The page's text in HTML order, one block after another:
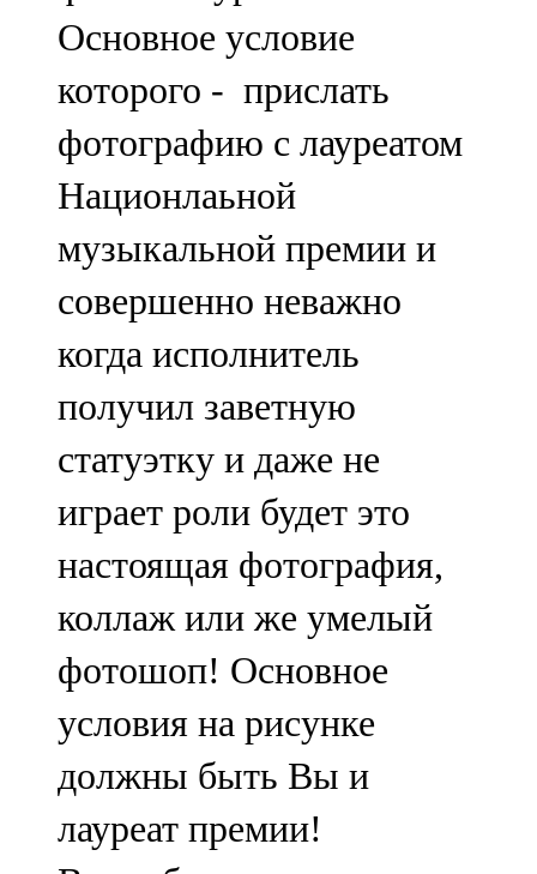
102,6 FM
Чирмешән
107,7 FM
Чистай
103,0 FM
Чүпрәле
91,0 FM
Шәмәрдән
102,3 FM
Яңа чишмә
107,0 FM
Яр Чаллы
105,5 FM
Основное условие
которого - прислать
фотографию с лауреатом
Национлаьной
музыкальной премии и
совершенно неважно
когда исполнитель
получил заветную
статуэтку и даже не
играет роли будет это
настоящая фотография,
коллаж или же умелый
фотошоп! Основное
условия на рисунке
должны быть Вы и
лауреат премии!